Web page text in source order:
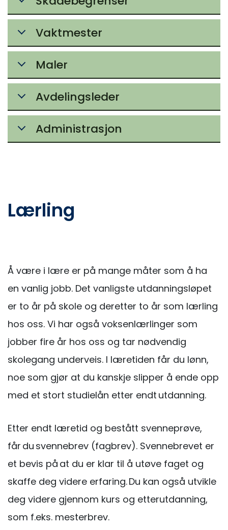
Vaktmester
Maler
Avdelingsleder
Administrasjon
Lærling
Å være i lære er på mange måter som å ha
en vanlig jobb. Det vanligste utdanningsløpet
er to år på skole og deretter to år som lærling
hos oss. Vi har også voksenlærlinger som
jobber fire år hos oss og tar nødvendig
skolegang underveis. I læretiden får du lønn,
noe som gjør at du kanskje slipper å ende opp
med et stort studielån etter endt utdanning.
Etter endt læretid og bestått svenneprøve,
får du svennebrev (fagbrev). Svennebrevet er
et bevis på at du er klar til å utøve faget og
skaffe deg videre erfaring. Du kan også utvikle
deg videre gjennom kurs og etterutdanning,
som f.eks. mesterbrev.